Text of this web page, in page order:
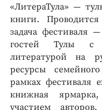
«ЛитераТула» —
книги.
задача фестиваля
гостей Тулы с
литературой на
ресурсы
рамках фестиваля
книжная
участием